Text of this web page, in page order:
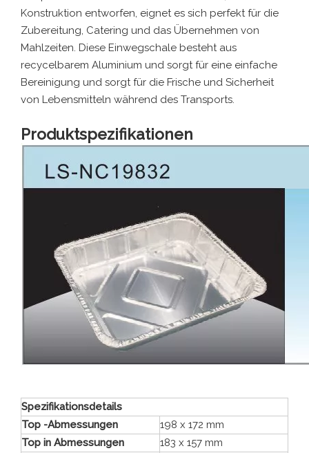
Konstruktion entworfen, eignet es sich perfekt für die
Zubereitung, Catering und das Übernehmen von
Mahlzeiten. Diese Einwegschale besteht aus
recycelbarem Aluminium und sorgt für eine einfache
Bereinigung und sorgt für die Frische und Sicherheit
von Lebensmitteln während des Transports.
Produktspezifikationen
Spezifikationsdetails
Top -Abmessungen
198 x 172 mm
Top in Abmessungen
183 x 157 mm